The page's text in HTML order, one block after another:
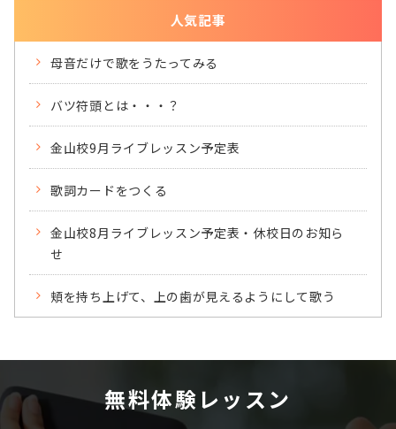
人気記事
母音だけで歌をうたってみる
バツ符頭とは・・・？
金山校9月ライブレッスン予定表
歌詞カードをつくる
金山校8月ライブレッスン予定表・休校日のお知ら
せ
頬を持ち上げて、上の歯が見えるようにして歌う
無料体験レッスン